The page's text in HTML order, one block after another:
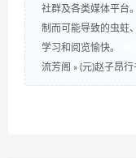
社群及各类媒体平台
制而可能导致的虫蛀
学习和阅览愉快。
流芳阁 » (元)赵子昂